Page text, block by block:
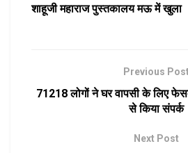
शाहूजी महाराज पुस्तकालय मऊ में खुला
Previous Post
71218 लोगों ने घर वापसी के लिए
से किया संपर्क
Next Post